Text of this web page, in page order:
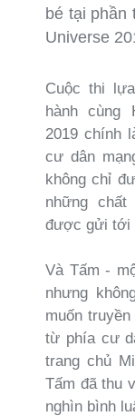
bé tại phần
Universe
Cuộc thi
hành cùng
2019 chính
cư dân
không chỉ
những
được gửi tới
Và Tấm -
nhưng
muốn
từ phía cư
trang chủ
Tấm đã thu
nghìn bình